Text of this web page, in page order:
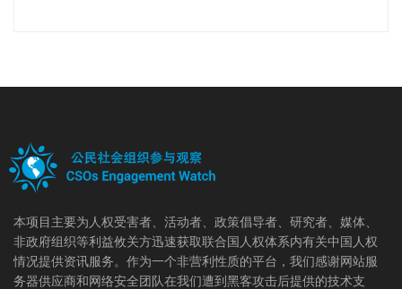
本项目主要为人权受害者、活动者、政策倡导者、研究者、媒体、
非政府组织等利益攸关方迅速获取联合国人权体系内有关中国人权
情况提供资讯服务。作为一个非营利性质的平台，我们感谢网站服
务器供应商和网络安全团队在我们遭到黑客攻击后提供的技术支